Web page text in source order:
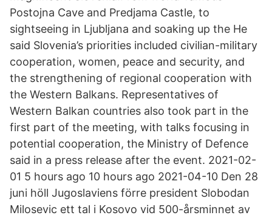
Postojna Cave and Predjama Castle, to
sightseeing in Ljubljana and soaking up the He
said Slovenia’s priorities included civilian-military
cooperation, women, peace and security, and
the strengthening of regional cooperation with
the Western Balkans. Representatives of
Western Balkan countries also took part in the
first part of the meeting, with talks focusing in
potential cooperation, the Ministry of Defence
said in a press release after the event. 2021-02-
01 5 hours ago 10 hours ago 2021-04-10 Den 28
juni höll Jugoslaviens förre president Slobodan
Milosevic ett tal i Kosovo vid 500-årsminnet av